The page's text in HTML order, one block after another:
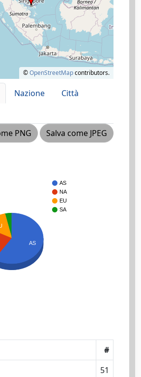
©OpenStreetMapcontributors.
Nazione
Città
PNG
Salva come JPEG
AS
NA
EU
SA
AS
#
51